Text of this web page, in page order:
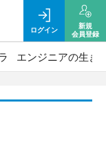
ログイン
新規
会員登録
エンジニアの生き